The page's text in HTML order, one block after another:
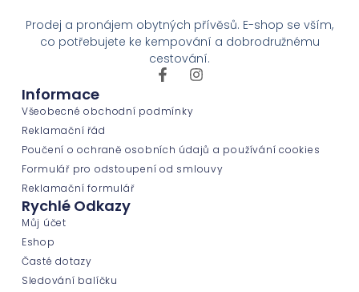
Prodej a pronájem obytných přívěsů. E-shop se vším,
co potřebujete ke kempování a dobrodružnému
cestování.
Informace
Všeobecné obchodní podmínky
Reklamační řád
Poučení o ochraně osobních údajů a používání cookies
Formulář pro odstoupení od smlouvy
Reklamační formulář
Rychlé Odkazy
Můj účet
Eshop
Časté dotazy
Sledování balíčku